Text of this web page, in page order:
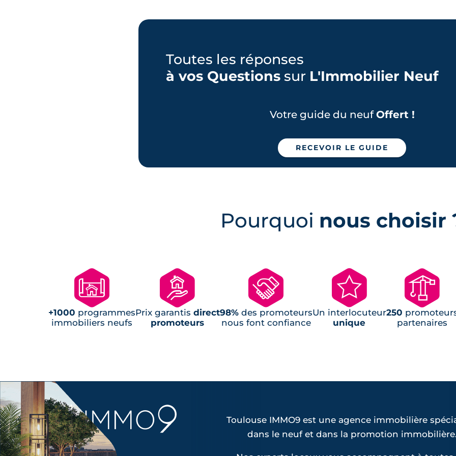
Toutes les réponses
à vos Questions sur L'Immobilier Neuf
Votre guide du neufOffert !
RECEVOIR LE GUIDE
Pourquoi nous choisir
🗺
+1000 programmes
immobiliers neufs
🏘
Prix garantis direct
promoteurs
🤝
98%des promoteurs
nous font confiance
🌟
Un interlocuteur
unique
🏗
250
partenaires
Toulouse IMMO9 est une agence immobilière
dans le neuf et dans la promotion